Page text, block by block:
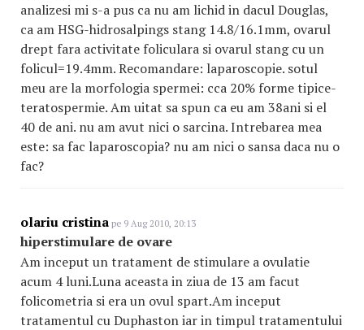
analizesi mi s-a pus ca nu am lichid in dacul Douglas,
ca am HSG-hidrosalpings stang 14.8/16.1mm, ovarul
drept fara activitate foliculara si ovarul stang cu un
folicul=19.4mm. Recomandare: laparoscopie. sotul
meu are la morfologia spermei: cca 20% forme tipice-
teratospermie. Am uitat sa spun ca eu am 38ani si el
40 de ani. nu am avut nici o sarcina. Intrebarea mea
este: sa fac laparoscopia? nu am nici o sansa daca nu o
fac?
olariu cristina pe 9 Aug 2010, 20:13
hiperstimulare de ovare
Am inceput un tratament de stimulare a ovulatie
acum 4 luni.Luna aceasta in ziua de 13 am facut
folicometria si era un ovul spart.Am inceput
tratamentul cu Duphaston iar in timpul tratamentului